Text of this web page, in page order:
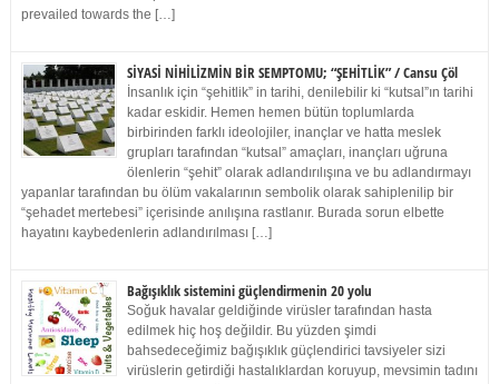
prevailed towards the […]
SİYASİ NİHİLİZMİN BİR SEMPTOMU; “ŞEHİTLİK” / Cansu Çöl
İnsanlık için “şehitlik” in tarihi, denilebilir ki “kutsal”ın tarihi
kadar eskidir. Hemen hemen bütün toplumlarda
birbirinden farklı ideolojiler, inançlar ve hatta meslek
grupları tarafından “kutsal” amaçları, inançları uğruna
ölenlerin “şehit” olarak adlandırılışına ve bu adlandırmayı
yapanlar tarafından bu ölüm vakalarının sembolik olarak sahiplenilip bir
“şehadet mertebesi” içerisinde anılışına rastlanır. Burada sorun elbette
hayatını kaybedenlerin adlandırılması […]
Bağışıklık sistemini güçlendirmenin 20 yolu
Soğuk havalar geldiğinde virüsler tarafından hasta
edilmek hiç hoş değildir. Bu yüzden şimdi
bahsedeceğimiz bağışıklık güçlendirici tavsiyeler sizi
virüslerin getirdiği hastalıklardan koruyup, mevsimin tadını